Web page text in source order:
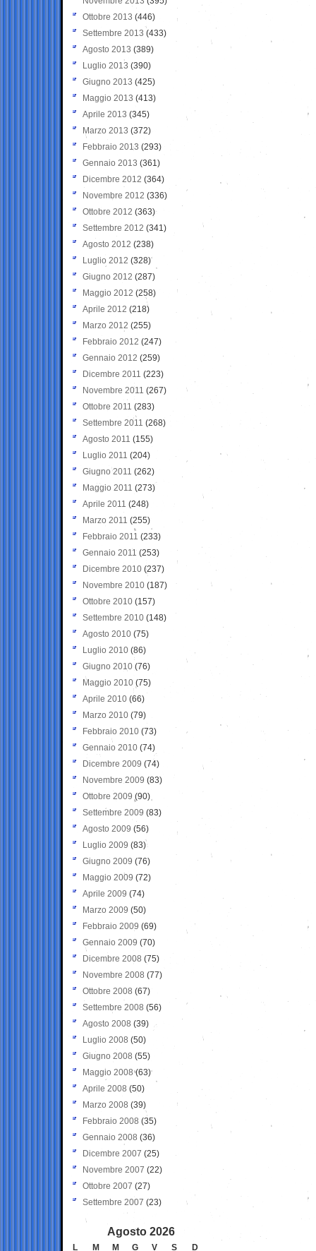
Ottobre 2013 (446)
Settembre 2013 (433)
Agosto 2013 (389)
Luglio 2013 (390)
Giugno 2013 (425)
Maggio 2013 (413)
Aprile 2013 (345)
Marzo 2013 (372)
Febbraio 2013 (293)
Gennaio 2013 (361)
Dicembre 2012 (364)
Novembre 2012 (336)
Ottobre 2012 (363)
Settembre 2012 (341)
Agosto 2012 (238)
Luglio 2012 (328)
Giugno 2012 (287)
Maggio 2012 (258)
Aprile 2012 (218)
Marzo 2012 (255)
Febbraio 2012 (247)
Gennaio 2012 (259)
Dicembre 2011 (223)
Novembre 2011 (267)
Ottobre 2011 (283)
Settembre 2011 (268)
Agosto 2011 (155)
Luglio 2011 (204)
Giugno 2011 (262)
Maggio 2011 (273)
Aprile 2011 (248)
Marzo 2011 (255)
Febbraio 2011 (233)
Gennaio 2011 (253)
Dicembre 2010 (237)
Novembre 2010 (187)
Ottobre 2010 (157)
Settembre 2010 (148)
Agosto 2010 (75)
Luglio 2010 (86)
Giugno 2010 (76)
Maggio 2010 (75)
Aprile 2010 (66)
Marzo 2010 (79)
Febbraio 2010 (73)
Gennaio 2010 (74)
Dicembre 2009 (74)
Novembre 2009 (83)
Ottobre 2009 (90)
Settembre 2009 (83)
Agosto 2009 (56)
Luglio 2009 (83)
Giugno 2009 (76)
Maggio 2009 (72)
Aprile 2009 (74)
Marzo 2009 (50)
Febbraio 2009 (69)
Gennaio 2009 (70)
Dicembre 2008 (75)
Novembre 2008 (77)
Ottobre 2008 (67)
Settembre 2008 (56)
Agosto 2008 (39)
Luglio 2008 (50)
Giugno 2008 (55)
Maggio 2008(63)
Aprile 2008 (50)
Marzo 2008 (39)
Febbraio 2008 (35)
Gennaio 2008 (36)
Dicembre 2007 (25)
Novembre 2007 (22)
Ottobre 2007 (27)
Settembre 2007 (23)
Agosto 2026
L M M G V S
D